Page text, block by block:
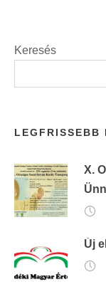
Keresés
LEGFRISSEBB
X.
Új